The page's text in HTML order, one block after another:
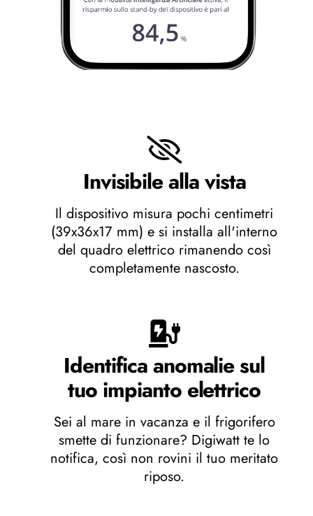
Invisibile alla vista
Il dispositivo misura pochi centimetri
(39x36x17 mm) e si installa all'interno
del quadro elettrico rimanendo così
completamente nascosto.
Identifica anomalie sul
tuo impianto elettrico
Sei al mare in vacanza e il frigorifero
smette di funzionare? Digiwatt te lo
notifica, così non rovini il tuo meritato
riposo.